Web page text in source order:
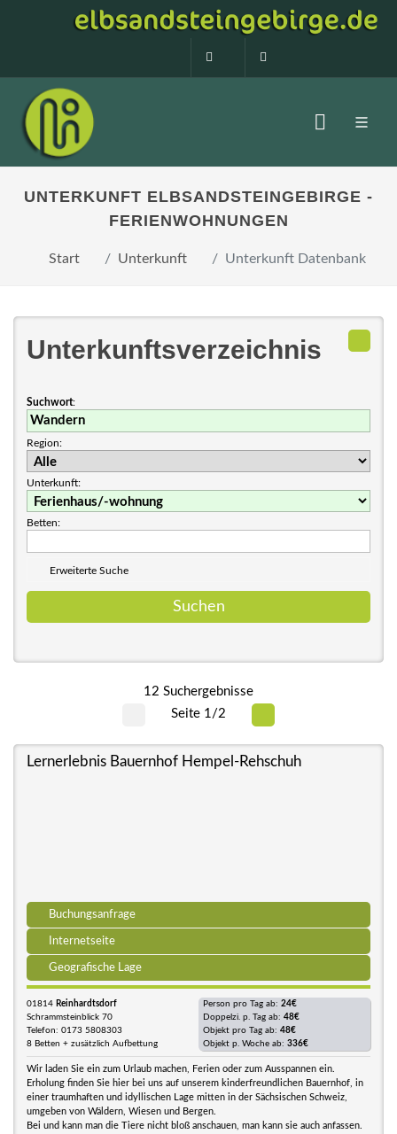
0160 99873408
UNTERKUNFT ELBSANDSTEINGEBIRGE -
FERIENWOHNUNGEN
Start Unterkunft Unterkunft Datenbank
Unterkunftsverzeichnis
Suchwort:
Region:
Unterkunft:
Betten:
Erweiterte Suche
12 Suchergebnisse
Seite 1/2
Lernerlebnis Bauernhof Hempel-Rehschuh
Buchungsanfrage
Internetseite
Geografische Lage
01814 Reinhardtsdorf
Schrammsteinblick 70
Telefon: 0173 5808303
8 Betten + zusätzlich Aufbettung
Person pro Tag ab: 24€
Doppelzi. p. Tag ab: 48€
Objekt pro Tag ab: 48€
Objekt p. Woche ab: 336€
Wir laden Sie ein zum Urlaub machen, Ferien oder zum Ausspannen ein.
Erholung finden Sie hier bei uns auf unserem kinderfreundlichen Bauernhof, in
einer traumhaften und idyllischen Lage mitten in der Sächsischen Schweiz,
umgeben von Wäldern, Wiesen und Bergen.
Bei und kann man die Tiere nicht bloß anschauen, man kann sie auch anfassen.